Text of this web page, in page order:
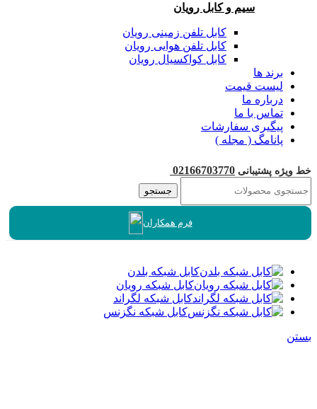
سیم و کابل رویان
کابل تلفن زمینی رویان
کابل تلفن هوایی رویان
کابل کواکسیال رویان
برند ها
لیست قیمت
درباره ما
تماس با ما
پیگیری سفارشات
پانامگ ( مجله )
خط ویژه پشتیبانی 02166703770
جستجو
فرم همکاران
کابل شبکه بلدن
کابل شبکه رویان
کابل شبکه لگراند
کابل شبکه نگزنس
بستن